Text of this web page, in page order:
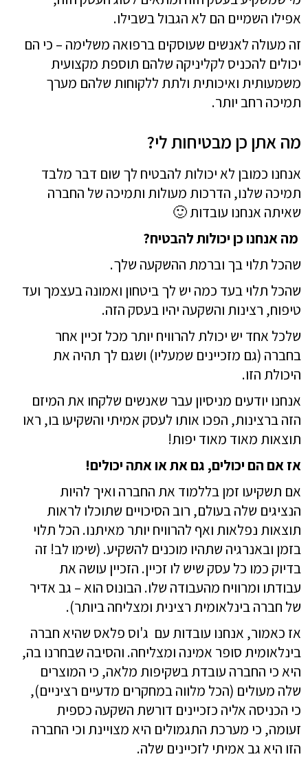
אפילו השמיים הם לא הגבול בשבילו.
זה מעולה לאנשים שעוסקים ברפואה משלימה – כי הם
יכולים להכניס לקליניקה שלהם תוספת מקצועית
משמעותית ואיכותית ולתת ללקוחות שלהם מערך
תמיכה רחב יותר.
מה אתן כן מבטיחות לי?
אנחנו כמובן לא יכולות להבטיח לך שום דבר מלבד
תמיכה שלנו, הדרכות מעולות ותמיכה של החברה
שאיתה אנחנו עובדות 🙂
מה אנחנו כן יכולות להבטיח?
שהכל תלוי בך וברמת ההשקעה שלך.
שהכל תלוי בעד כמה יש לך ביטחון ואמונה בעצמך ועד
טיפוח, רצינות והשקעה יהיו בעסק הזה.
שלכל אחד יש יכולת להרוויח יותר מכל זכיין אחר
בחברה (גם מזכיינים שמעליו) ושגם לך תהיה את
היכולת הזו.
אנחנו יודעים מניסיון עבר שאנשים שלקחו את המיזם
הזה ברצינות, הפכו אותו לעסק אמיתי והשקיעו בו, ראו
תוצאות מאוד מאוד יפות!
אז אם הם יכולים, גם את או אתה יכולים!
אם תשקיעו זמן בללמוד את החברה ואיך להיות
הנציגים שלה בעולם, רוב הסיכויים שתוכלו לראות
תוצאות נפלאות ואף להרוויח יותר מאיתנו. הכל תלוי
בזמן ובאנרגיה שתהיו מוכנים להשקיע. (שימו לב! זה
בדיוק כמו כל עסק שיש לו זכיין. הזכיין עושה את
עבודתו ומרוויח מהעבודה שלו. הבונוס הוא – גב אדיר
של חברה בינלאומית רצינית ומצליחה ביותר).
אז כאמור, אנחנו עובדות עם ג'וס פלאס שהיאחברה
בינלאומית סופר אמינה ומצליחה. והסיבה שבחרנו בה,
היא כי החברה עובדת בשקיפות מלאה, כי המוצרים
שלה מעולים (הכל מלווה במחקרים מדעיים רציניים),
כי הכניסה אליה כזכיינים דורשת השקעה כספית
זעומה, כי מערכת התגמולים היא מצויינת וכי החברה
הזו היא גב אמיתי לזכיינים שלה.